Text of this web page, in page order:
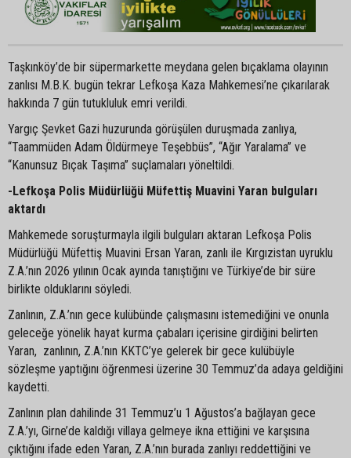
Taşkınköy’de bir süpermarkette meydana gelen bıçaklama olayının
zanlısı M.B.K. bugün tekrar Lefkoşa Kaza Mahkemesi’ne çıkarılarak
hakkında 7 gün tutukluluk emri verildi.
Yargıç Şevket Gazi huzurunda görüşülen duruşmada zanlıya,
“Taammüden Adam Öldürmeye Teşebbüs”, “Ağır Yaralama” ve
“Kanunsuz Bıçak Taşıma” suçlamaları yöneltildi.
-Lefkoşa Polis Müdürlüğü Müfettiş Muavini Yaran bulguları
aktardı
Mahkemede soruşturmayla ilgili bulguları aktaran Lefkoşa Polis
Müdürlüğü Müfettiş Muavini Ersan Yaran, zanlı ile Kırgızistan uyruklu
Z.A.’nın 2026 yılının Ocak ayında tanıştığını ve Türkiye’de bir süre
birlikte olduklarını söyledi.
Zanlının, Z.A.’nın gece kulübünde çalışmasını istemediğini ve onunla
geleceğe yönelik hayat kurma çabaları içerisine girdiğini belirten
Yaran, zanlının, Z.A.’nın KKTC’ye gelerek bir gece kulübüyle
sözleşme yaptığını öğrenmesi üzerine 30 Temmuz’da adaya geldiğini
kaydetti.
Zanlının plan dahilinde 31 Temmuz’u 1 Ağustos’a bağlayan gece
Z.A.’yı, Girne’de kaldığı villaya gelmeye ikna ettiğini ve karşısına
çıktığını ifade eden Yaran, Z.A.’nın burada zanlıyı reddettiğini ve